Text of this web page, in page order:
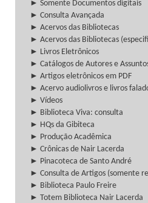
► Somente Documentos digitais
► Consulta Avançada
► Acervos das Bibliotecas
► Acervos das Bibliotecas
► Livros Eletrônicos
► Catálogos de Autores e
► Artigos eletrônicos em PDF
► Acervo audiolivros e livros
► Vídeos
► Biblioteca Viva: consulta
► HQs da Gibiteca
► Produção Acadêmica
► Crônicas de Nair Lacerda
► Pinacoteca de Santo André
► Consulta de Artigos (somente
► Biblioteca Paulo Freire
► Totem Biblioteca Nair Lacerda